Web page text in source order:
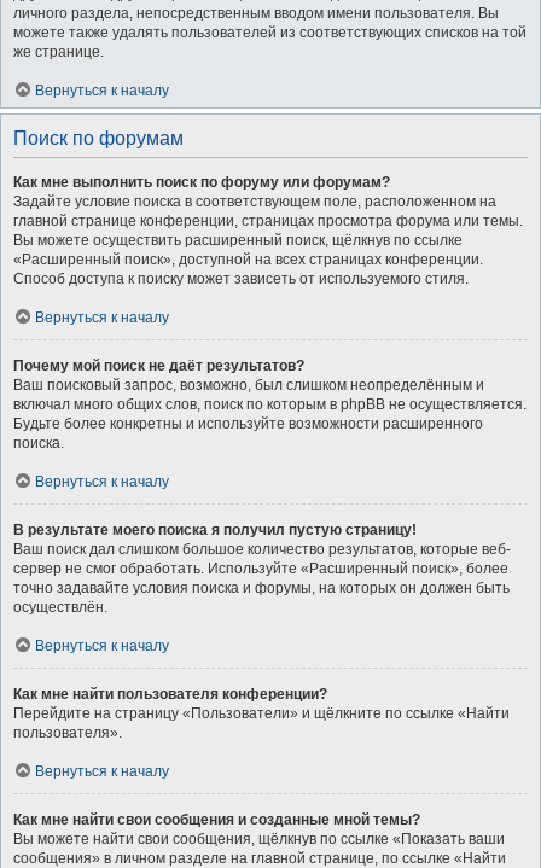
личного раздела, непосредственным вводом имени пользователя. Вы
можете также удалять пользователей из соответствующих списков на той
же странице.
Вернуться к началу
Поиск по форумам
Как мне выполнить поиск по форуму или форумам?
Задайте условие поиска в соответствующем поле, расположенном на
главной странице конференции, страницах просмотра форума или темы.
Вы можете осуществить расширенный поиск, щёлкнув по ссылке
«Расширенный поиск», доступной на всех страницах конференции.
Способ доступа к поиску может зависеть от используемого стиля.
Вернуться к началу
Почему мой поиск не даёт результатов?
Ваш поисковый запрос, возможно, был слишком неопределённым и
включал много общих слов, поиск по которым в phpBB не осуществляется.
Будьте более конкретны и используйте возможности расширенного
поиска.
Вернуться к началу
В результате моего поиска я получил пустую страницу!
Ваш поиск дал слишком большое количество результатов, которые веб-
сервер не смог обработать. Используйте «Расширенный поиск», более
точно задавайте условия поиска и форумы, на которых он должен быть
осуществлён.
Вернуться к началу
Как мне найти пользователя конференции?
Перейдите на страницу «Пользователи» и щёлкните по ссылке «Найти
пользователя».
Вернуться к началу
Как мне найти свои сообщения и созданные мной темы?
Вы можете найти свои сообщения, щёлкнув по ссылке «Показать ваши
сообщения» в личном разделе на главной странице, по ссылке «Найти